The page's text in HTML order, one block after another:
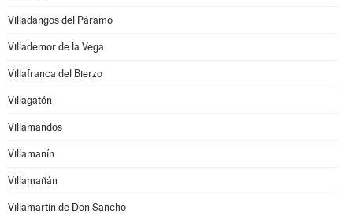
Villadangos del Páramo
Villademor de la Vega
Villafranca del Bierzo
Villagatón
Villamandos
Villamanín
Villamañán
Villamartín de Don Sancho